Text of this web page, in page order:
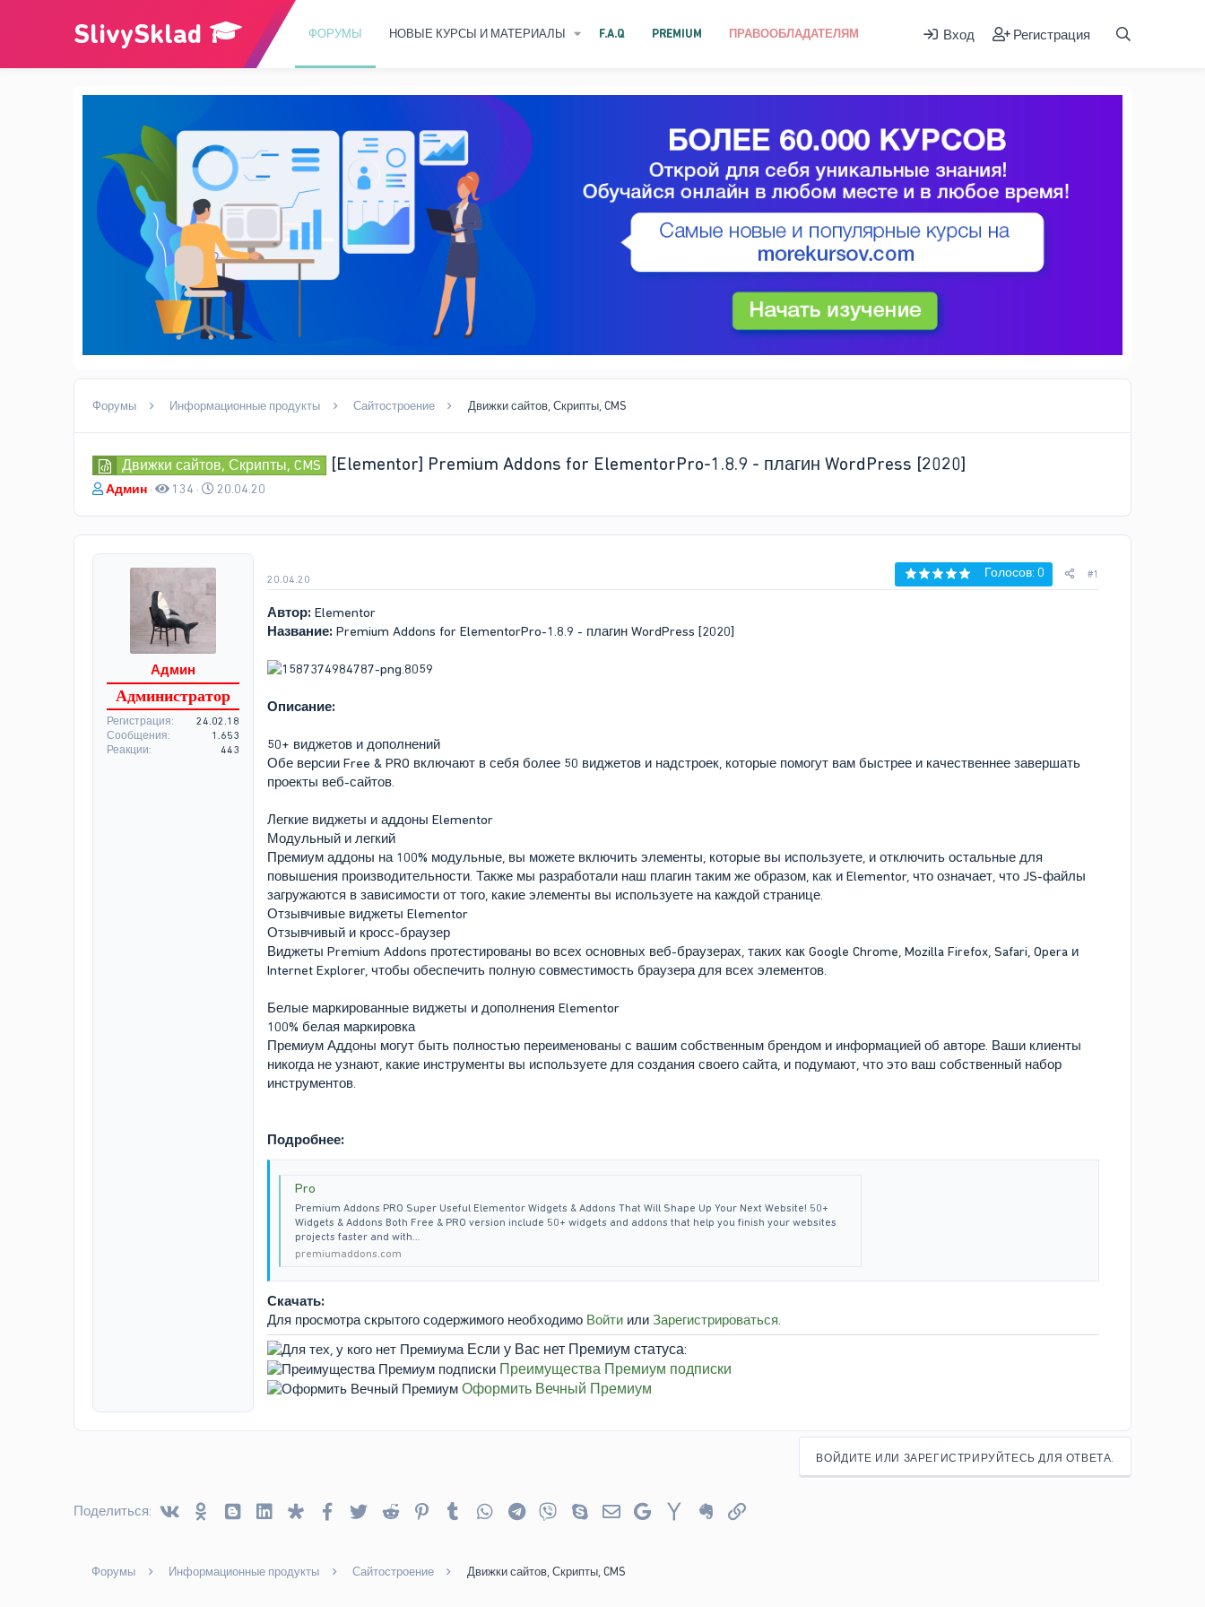
ФОРУМЫ НОВЫЕ КУРСЫ И МАТЕРИАЛЫ F.A.Q PREMIUM ПРАВООБЛАДАТЕЛЯМ Вход Регистрация
Форумы Информационные продукты Сайтостроение Движки сайтов, Скрипты, CMS
Движки сайтов, Скрипты, CMS [Elementor] Premium Addons for ElementorPro-1.8.9 - плагин WordPress [2020]
А
о
р
Админ 134
Д
а
н
20.04.20
Админ
Администратор
Регистрация
24.02.18
Сообщения
1.653
Реакции
443
20.04.20 Голосов: 0 #1
Автор: Elementor
Название: Premium Addons for ElementorPro-1.8.9 - плагин WordPress [2020]
Описание:
50+ виджетов и дополнений
Обе версии Free & PRO включают в себя более 50 виджетов и надстроек, которые помогут вам быстрее и качественнее завершать
проекты веб-сайтов.
Легкие виджеты и аддоны Elementor
Модульный и легкий
Премиум аддоны на 100% модульные, вы можете включить элементы, которые вы используете, и отключить остальные для
повышения производительности. Также мы разработали наш плагин таким же образом, как и Elementor, что означает, что JS-файлы
загружаются в зависимости от того, какие элементы вы используете на каждой странице.
Отзывчивые виджеты Elementor
Отзывчивый и кросс-браузер
Виджеты Premium Addons протестированы во всех основных веб-браузерах, таких как Google Chrome, Mozilla Firefox, Safari, Opera и
Internet Explorer, чтобы обеспечить полную совместимость браузера для всех элементов.
Белые маркированные виджеты и дополнения Elementor
100% белая маркировка
Премиум Аддоны могут быть полностью переименованы с вашим собственным брендом и информацией об авторе. Ваши клиенты
никогда не узнают, какие инструменты вы используете для создания своего сайта, и подумают, что это ваш собственный набор
инструментов.
Подробнее:
Pro
Premium Addons PRO Super Useful Elementor Widgets & Addons That Will Shape Up Your Next Website! 50+
Widgets & Addons Both Free & PRO version include 50+ widgets and addons that help you finish your websites
projects faster and with…
premiumaddons.com
Скачать:
Для просмотра скрытого содержимого необходимо Войти или Зарегистрироваться.
Если у Вас нет Премиум статуса:
Преимущества Премиум подписки
Оформить Вечный Премиум
ВОЙДИТЕ ИЛИ ЗАРЕГИСТРИРУЙТЕСЬ ДЛЯ ОТВЕТА.
Поделиться: VkontakteOdnoklassniki
BloggerLinked InDiasporaFacebook
TwitterReddit PinterestTumblr WhatsAppTelegram
Viber SkypeЭлектронная почта
Google Yahoo EvernoteСсылка
Форумы Информационные продукты Сайтостроение Движки сайтов, Скрипты, CMS